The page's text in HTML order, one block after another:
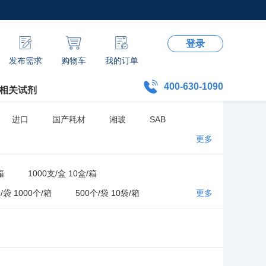
发布需求 购物车 我的订单
登录
关试剂 400-630-1090
进口 国产耗材 湘玻 SAB
更多
1000支/盒 10盒/箱
袋 1000个/箱 500个/袋 10袋/箱 更多